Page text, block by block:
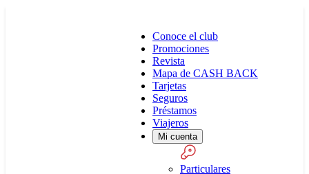
Conoce el club
Promociones
Revista
Mapa de CASH BACK
Tarjetas
Seguros
Préstamos
Viajeros
Mi cuenta
Particulares